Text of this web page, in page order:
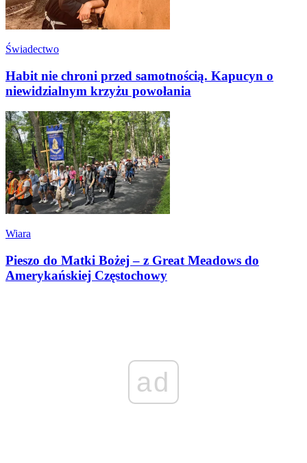
Świadectwo
Habit nie chroni przed samotnością. Kapucyn o
niewidzialnym krzyżu powołania
Wiara
Pieszo do Matki Bożej – z Great Meadows do
Amerykańskiej Częstochowy
ad